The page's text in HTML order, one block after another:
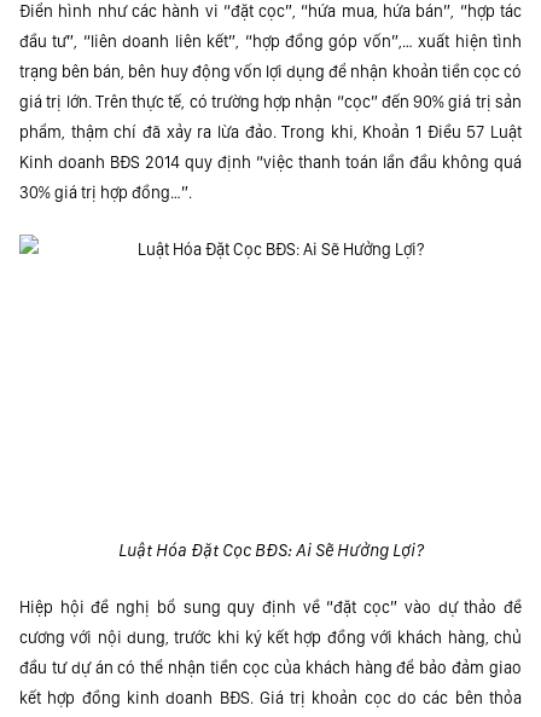
Điển hình như các hành vi “đặt cọc”, “hứa mua, hứa bán”, “hợp tác
đầu tư”, “liên doanh liên kết”, “hợp đồng góp vốn”,… xuất hiện tình
trạng bên bán, bên huy động vốn lợi dụng để nhận khoản tiền cọc có
giá trị lớn. Trên thực tế, có trường hợp nhận “cọc” đến 90% giá trị sản
phẩm, thậm chí đã xảy ra lừa đảo. Trong khi, Khoản 1 Điều 57 Luật
Kinh doanh BĐS 2014 quy định “việc thanh toán lần đầu không quá
30% giá trị hợp đồng…”.
Luật Hóa Đặt Cọc BĐS: Ai Sẽ Hưởng Lợi?
Hiệp hội đề nghị bổ sung quy định về “đặt cọc” vào dự thảo đề
cương với nội dung, trước khi ký kết hợp đồng với khách hàng, chủ
đầu tư dự án có thể nhận tiền cọc của khách hàng để bảo đảm giao
kết hợp đồng kinh doanh BĐS. Giá trị khoản cọc do các bên thỏa